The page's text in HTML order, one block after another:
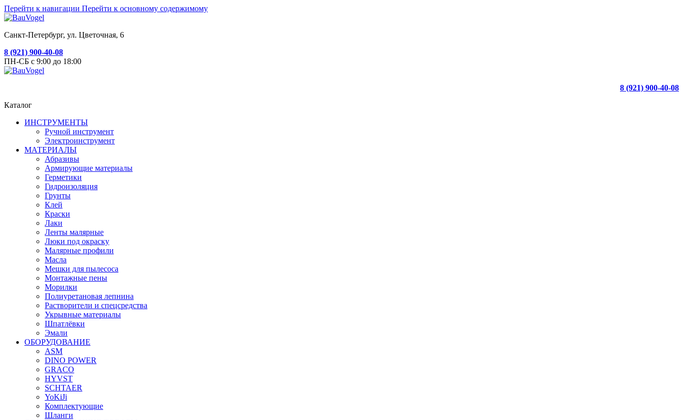
Перейти к навигации Перейти к основному содержимому
Санкт-Петербург, ул. Цветочная, 6
8 (921) 900-40-08
ПН-СБ с 9:00 до 18:00
8 (921) 900-40-08
Каталог
ИНСТРУМЕНТЫ
Ручной инструмент
Электроинструмент
МАТЕРИАЛЫ
Абразивы
Армирующие материалы
Герметики
Гидроизоляция
Грунты
Клей
Краски
Лаки
Ленты малярные
Люки под окраску
Малярные профили
Масла
Мешки для пылесоса
Монтажные пены
Морилки
Полиуретановая лепнина
Растворители и спецсредства
Укрывные материалы
Шпатлёвки
Эмали
ОБОРУДОВАНИЕ
ASM
DINO POWER
GRACO
HYVST
SCHTAER
YoKiJi
Комплектующие
Шланги